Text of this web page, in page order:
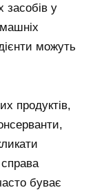
засобів у
можуть
продуктів,
буває